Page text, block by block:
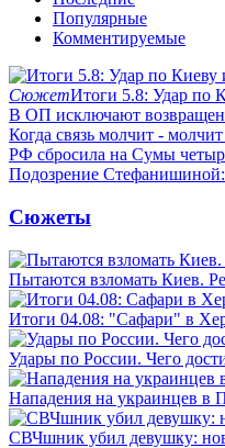
Популярные
Комментируемые
СюжетИтоги 5.8: Удар по
В ОП исключают
Когда связь молчит -
РФ сбросила на Сумы
Подозрение Стефанишиной:
Сюжеты
Пытаются взломать Киев.
Итоги 04.08: "Сафари" в
Удары по России. Чего
Нападения на украинцев в
СВЧшник убил девушку: